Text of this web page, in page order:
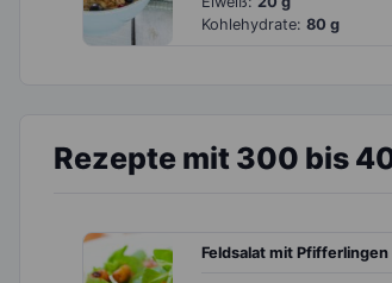
Kohlehydrate: 80 g
Rezepte mit 300 bis
Feldsalat mit Pfifferlingen